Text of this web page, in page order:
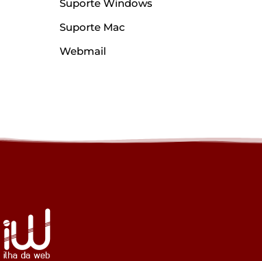
Suporte Windows
Suporte Mac
Webmail